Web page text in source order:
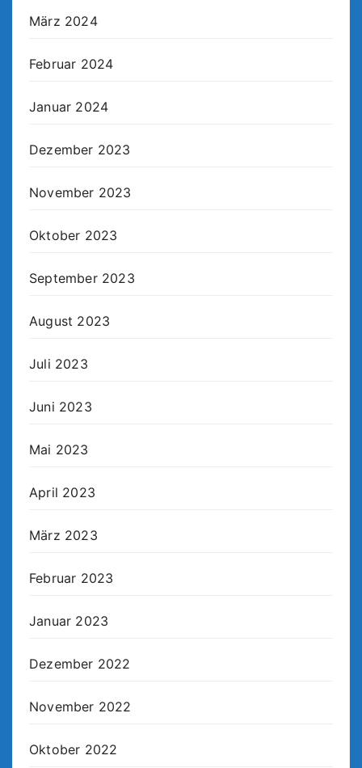
März 2024
Februar 2024
Januar 2024
Dezember 2023
November 2023
Oktober 2023
September 2023
August 2023
Juli 2023
Juni 2023
Mai 2023
April 2023
März 2023
Februar 2023
Januar 2023
Dezember 2022
November 2022
Oktober 2022